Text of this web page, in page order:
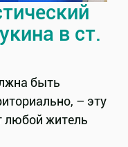
в ст.
быть
– эту
любой житель